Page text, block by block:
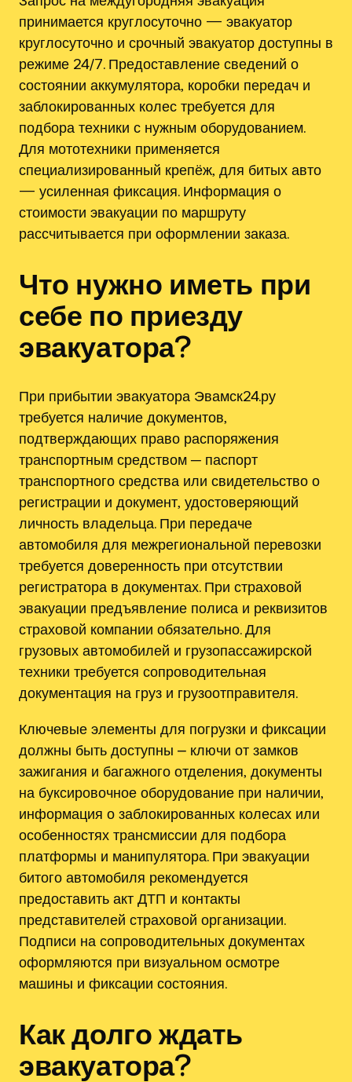
принимается круглосуточно — эвакуатор
круглосуточно и срочный эвакуатор доступны в
режиме 24/7. Предоставление сведений о
состоянии аккумулятора‚ коробки передач и
заблокированных колес требуется для
подбора техники с нужным оборудованием.
Для мототехники применяется
специализированный крепёж‚ для битых авто
— усиленная фиксация. Информация о
стоимости эвакуации по маршруту
рассчитывается при оформлении заказа.
Что нужно иметь при
себе по приезду
эвакуатора?
При прибытии эвакуатора Эвамск24.ру
требуется наличие документов‚
подтверждающих право распоряжения
транспортным средством ─ паспорт
транспортного средства или свидетельство о
регистрации и документ‚ удостоверяющий
личность владельца. При передаче
автомобиля для межрегиональной перевозки
требуется доверенность при отсутствии
регистратора в документах. При страховой
эвакуации предъявление полиса и реквизитов
страховой компании обязательно. Для
грузовых автомобилей и грузопассажирской
техники требуется сопроводительная
документация на груз и грузоотправителя.
Ключевые элементы для погрузки и фиксации
должны быть доступны ⎼ ключи от замков
зажигания и багажного отделения‚ документы
на буксировочное оборудование при наличии‚
информация о заблокированных колесах или
особенностях трансмиссии для подбора
платформы и манипулятора. При эвакуации
битого автомобиля рекомендуется
предоставить акт ДТП и контакты
представителей страховой организации.
Подписи на сопроводительных документах
оформляются при визуальном осмотре
машины и фиксации состояния.
Как долго ждать
эвакуатора?